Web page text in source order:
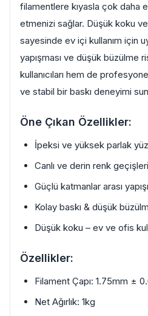
filamentlere kıyasla çok daha
etmenizi sağlar. Düşük koku
sayesinde ev içi kullanım için
yapışması ve düşük büzülme
kullanıcıları hem de
ve stabil bir baskı deneyimi
Öne Çıkan Özellikler:
İpeksi ve yüksek parlak
Canlı ve derin renk geçişleri
Güçlü katmanlar arası
Kolay baskı & düşük
Düşük koku – ev ve ofis
Özellikler:
Filament Çapı: 1.75mm ±
Net Ağırlık: 1kg